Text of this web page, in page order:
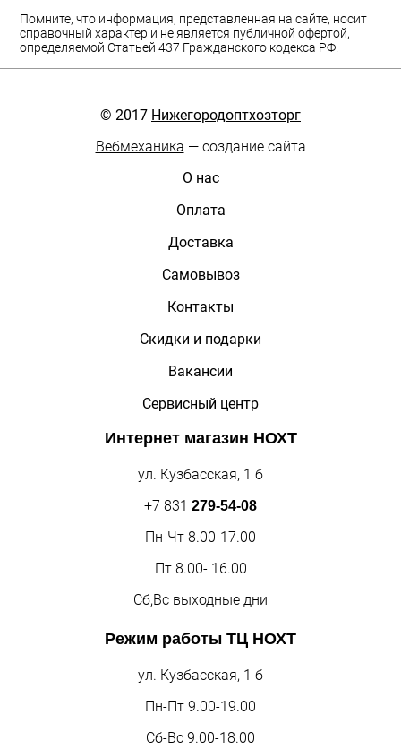
Помните, что информация, представленная на сайте, носит
справочный характер и не является публичной офертой,
определяемой Статьей 437 Гражданского кодекса РФ.
© 2017 Нижегородоптхозторг
Вебмеханика — создание сайта
О нас
Оплата
Доставка
Самовывоз
Контакты
Скидки и подарки
Вакансии
Сервисный центр
Интернет магазин НОХТ
ул. Кузбасская, 1 б
+7 831 279-54-08
Пн-Чт 8.00-17.00
Пт 8.00- 16.00
Сб,Вс выходные дни
Режим работы ТЦ НОХТ
ул. Кузбасская, 1 б
Пн-Пт 9.00-19.00
Сб-Вс 9.00-18.00